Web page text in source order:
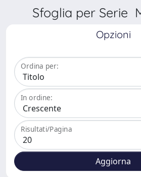
Sfoglia per Serie
Opzioni
Ordina per:
In ordine:
Risultati/Pagina